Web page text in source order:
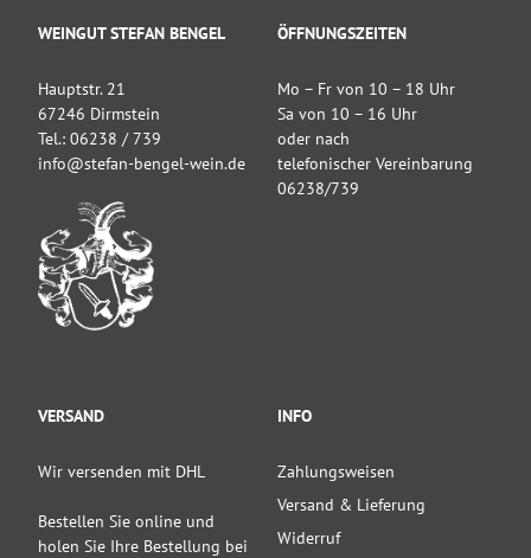
WEINGUT STEFAN BENGEL
Hauptstr. 21
67246 Dirmstein
Tel.: 06238 / 739
info@stefan-bengel-wein.de
ÖFFNUNGSZEITEN
Mo – Fr von 10 – 18 Uhr
Sa von 10 – 16 Uhr
oder nach
telefonischer Vereinbarung
06238/739
VERSAND
Wir versenden mit DHL
Bestellen Sie online und
holen Sie Ihre Bestellung bei
INFO
Zahlungsweisen
Versand & Lieferung
Widerruf